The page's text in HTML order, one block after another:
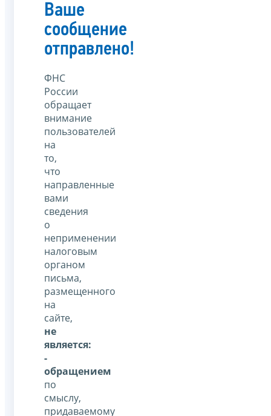
Ваше
сообщение
отправлено!
ФНС
России
обращает
внимание
пользователей
на
то,
что
направленные
вами
сведения
о
неприменении
налоговым
органом
письма,
размещенного
на
сайте,
не
является:
-
обращением
по
смыслу,
придаваемому